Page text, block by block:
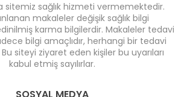
sitemiz sağlık hizmeti vermemektedir.
makaleler değişik sağlık bilgi
karma bilgilerdir. Makaleler tedavi
bilgi amaçlıdır, herhangi bir tedavi
siteyi ziyaret eden kişiler bu uyarıları
kabul etmiş sayılırlar.